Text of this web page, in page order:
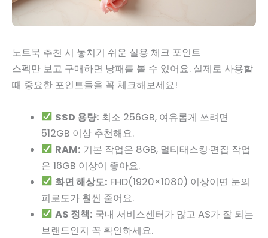
노트북 추천 시 놓치기 쉬운 실용 체크 포인트
스펙만 보고 구매하면 낭패를 볼 수 있어요. 실제로 사용할
때 중요한 포인트들을 꼭 체크해보세요!
SSD 용량: 최소 256GB, 여유롭게 쓰려면
512GB 이상 추천해요.
RAM: 기본 작업은 8GB, 멀티태스킹·편집 작업
은 16GB 이상이 좋아요.
화면 해상도: FHD(1920×1080) 이상이면 눈의
피로도가 훨씬 줄어요.
AS 정책: 국내 서비스센터가 많고 AS가 잘 되는
브랜드인지 꼭 확인하세요.